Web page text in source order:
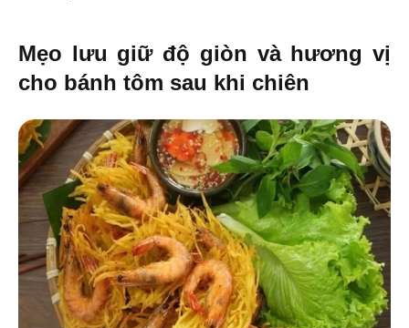
Mẹo lưu giữ độ giòn và hương vị
cho bánh tôm sau khi chiên